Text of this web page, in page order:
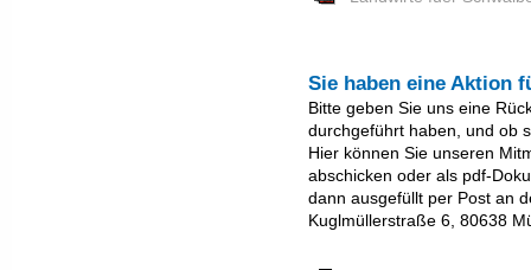
Sie haben eine Aktion
Bitte geben Sie uns eine
durchgeführt haben, und ob
Hier können Sie unseren
abschicken oder als pdf-
dann ausgefüllt per Post an
Kuglmüllerstraße 6, 80638